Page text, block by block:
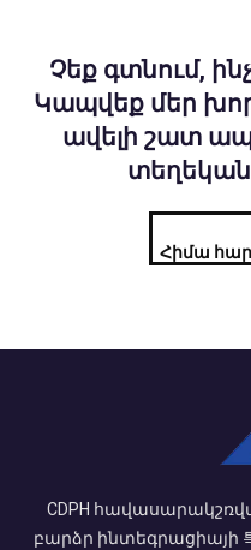
Չեք գտնում,
Կապվեք մեր
ավելի շատ
Հիմա
CDPH
բարձր ինտեգրացիայի